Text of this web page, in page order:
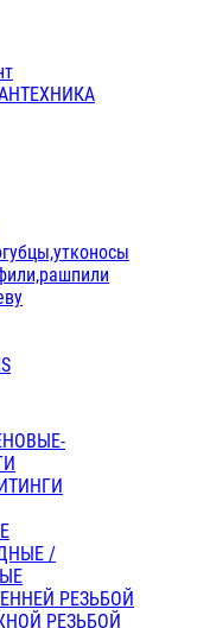
/
РЕЗЬБОЙ
РЕЗЬБОЙ